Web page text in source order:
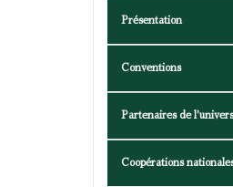
Présentation
Conventions
Partenaires de
Coopérations